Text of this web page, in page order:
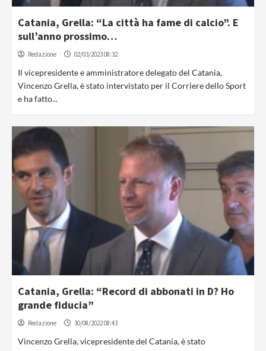
Catania, Grella: “La città ha fame di calcio”. E
sull’anno prossimo…
Redazione 02/03/2023 08:32
Il vicepresidente e amministratore delegato del Catania,
Vincenzo Grella, è stato intervistato per il Corriere dello Sport
e ha fatto...
Catania, Grella: “Record di abbonati in D? Ho
grande fiducia”
Redazione 30/08/2022 08:43
Vincenzo Grella, vicepresidente del Catania, è stato